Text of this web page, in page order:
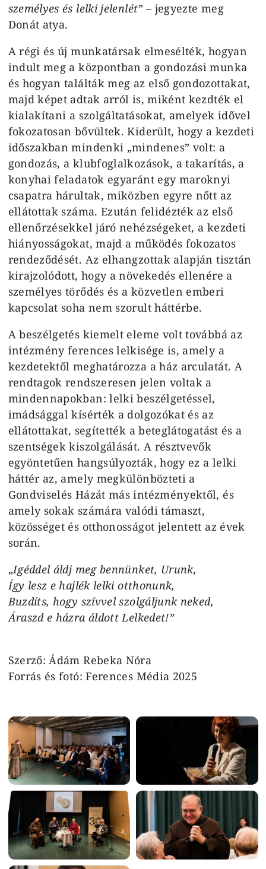
személyes és lelki jelenlét”– jegyezte meg
Donát atya.
A régi és új munkatársak elmesélték, hogyan
indult meg a központban a gondozási munka
és hogyan találták meg az első gondozottakat,
majd képet adtak arról is, miként kezdték el
kialakítani a szolgáltatásokat, amelyek idővel
fokozatosan bővültek. Kiderült, hogy a kezdeti
időszakban mindenki „mindenes” volt: a
gondozás, a klubfoglalkozások, a takarítás, a
konyhai feladatok egyaránt egy maroknyi
csapatra hárultak, miközben egyre nőtt az
ellátottak száma. Ezután felidézték az első
ellenőrzésekkel járó nehézségeket, a kezdeti
hiányosságokat, majd a működés fokozatos
rendeződését. Az elhangzottak alapján tisztán
kirajzolódott, hogy a növekedés ellenére a
személyes törődés és a közvetlen emberi
kapcsolat soha nem szorult háttérbe.
A beszélgetés kiemelt eleme volt továbbá az
intézmény ferences lelkisége is, amely a
kezdetektől meghatározza a ház arculatát. A
rendtagok rendszeresen jelen voltak a
mindennapokban: lelki beszélgetéssel,
imádsággal kísérték a dolgozókat és az
ellátottakat, segítették a beteglátogatást és a
szentségek kiszolgálását. A résztvevők
egyöntetűen hangsúlyozták, hogy ez a lelki
háttér az, amely megkülönbözteti a
Gondviselés Házát más intézményektől, és
amely sokak számára valódi támaszt,
közösséget és otthonosságot jelentett az évek
során.
„Igéddel áldj meg bennünket, Urunk,
Így lesz e hajlék lelki otthonunk,
Buzdíts, hogy szívvel szolgáljunk neked,
Áraszd e házra áldott Lelkedet!”
Szerző: Ádám Rebeka Nóra
Forrás és fotó: Ferences Média 2025
Image Image
Image Image